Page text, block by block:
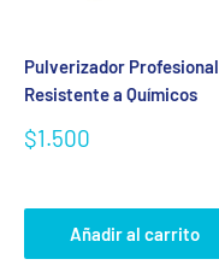
Pulverizador Profesional
Resistente a Químicos
Precio
$1.500
Añadir al carrito